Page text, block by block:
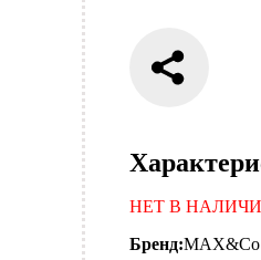
НЕТ В
Бренд:MAX&Co